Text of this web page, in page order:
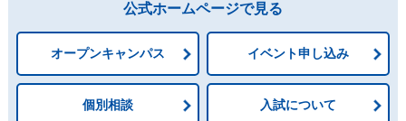
公式ホームページで見る
オープンキャンパス イベント申し込み
個別相談 入試について